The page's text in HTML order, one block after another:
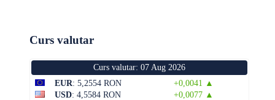
Curs valutar
Curs valutar: 07 Aug 2026
EUR: 5,2554 RON
+0,0041 ▲
USD: 4,5584 RON
+0,0077 ▲